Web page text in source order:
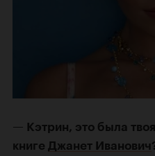
Кэтрин, это была
книге Джанет Иванович